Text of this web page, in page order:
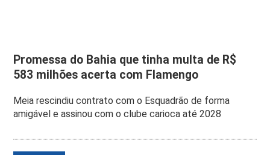
Promessa do Bahia que tinha multa de R$
583 milhões acerta com Flamengo
Meia rescindiu contrato com o Esquadrão de forma
amigável e assinou com o clube carioca até 2028